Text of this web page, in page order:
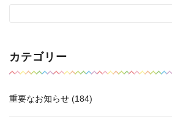
カテゴリー
重要なお知らせ (184)